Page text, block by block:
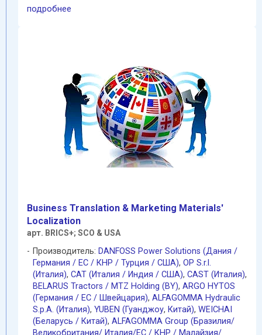
подробнее
Business Translation & Marketing Materials'
Localization
арт. BRICS+; SCO & USA
Производитель: DANFOSS Power Solutions (Дания /
Германия / EC / КНР / Турция / США), OP S.r.l.
(Италия), CAT (Италия / Индия / США), CAST (Италия),
BELARUS Tractors / MTZ Holding (BY), ARGO HYTOS
(Германия / EC / Швейцария), ALFAGOMMA Hydraulic
S.p.A. (Италия), YUBEN (Гуанджоу, Китай), WEICHAI
(Беларусь / Китай), ALFAGOMMA Group (Бразилия/
Великобритания/ Италия/ЕС / КНР / Малайзия/